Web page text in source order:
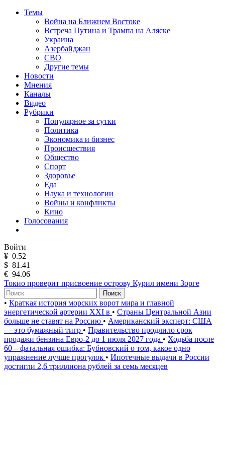
Темы
Война на Ближнем Востоке
Встреча Путина и Трампа на Аляске
Украина
Азербайджан
СВО
Другие темы
Новости
Мнения
Каналы
Видео
Рубрики
Популярное за сутки
Политика
Экономика и бизнес
Происшествия
Общество
Спорт
Здоровье
Еда
Наука и технологии
Войны и конфликты
Кино
Голосования
Войти
¥ 0.52
$ 81.41
€ 94.06
Токио проверит присвоение острову Курил имени Зорге
Поиск
• Краткая история морских ворот мира и главной
энергетической артерии XXI в • Страны Центральной Азии
больше не ставят на Россию • Американский эксперт: США
— это бумажный тигр • Правительство продлило срок
продажи бензина Евро-2 до 1 июля 2027 года • Ходьба после
60 – фатальная ошибка: Бубновский о том, какое одно
упражнение лучше прогулок • Ипотечные выдачи в России
достигли 2,6 триллиона рублей за семь месяцев